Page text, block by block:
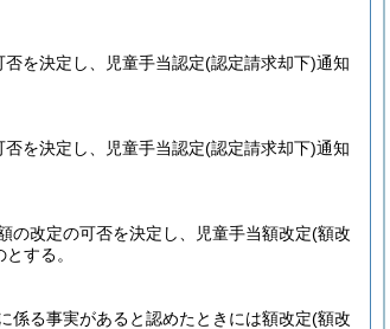
を決定し、児童手当認定(認定請求却下)通知
を決定し、児童手当認定(認定請求却下)通知
の改定の可否を決定し、児童手当額改定(額改
する。
係る事実があると認めたときには額改定(額改